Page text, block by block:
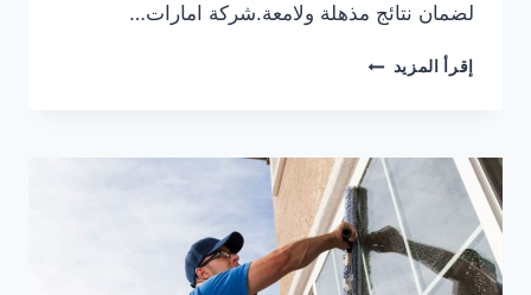
لضمان نتائج مذهلة ولامعة.شركة امارات…
إقرأ المزيد شركة
في
عجمان
0553690604